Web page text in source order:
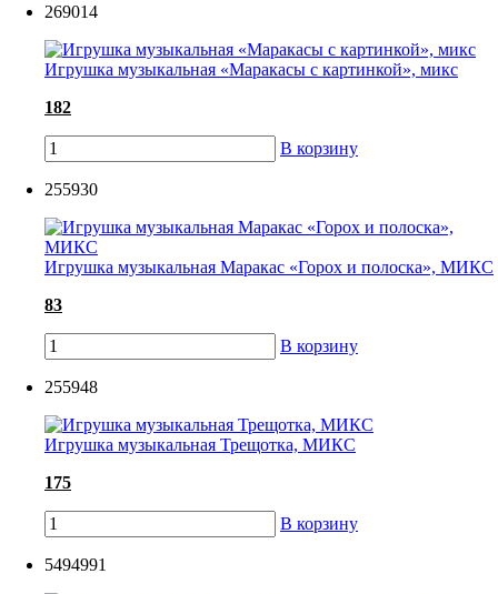
269014
Игрушка музыкальная «Маракасы с картинкой», микс
182
В корзину
255930
Игрушка музыкальная Маракас «Горох и полоска», МИКС
83
В корзину
255948
Игрушка музыкальная Трещотка, МИКС
175
В корзину
5494991